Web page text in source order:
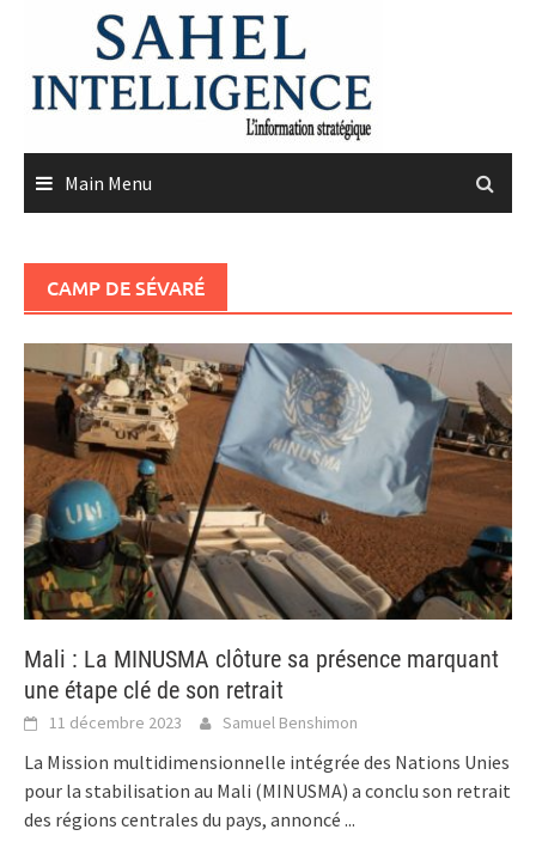
content
Main Menu
CAMP DE SÉVARÉ
Mali : La MINUSMA clôture sa présence marquant
une étape clé de son retrait
11 décembre 2023 Samuel Benshimon
La Mission multidimensionnelle intégrée des Nations Unies
pour la stabilisation au Mali (MINUSMA) a conclu son retrait
des régions centrales du pays, annoncé ...